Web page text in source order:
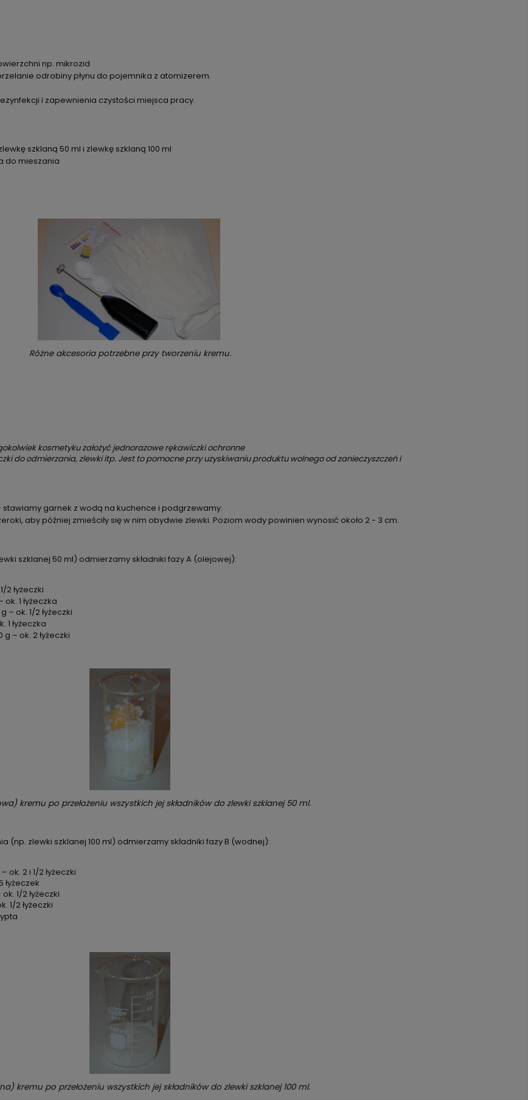
np. mikrozid
odrobiny płynu do pojemnika z atomizerem.
i zapewnienia czystości miejsca pracy.
szklaną 50 ml i zlewkę szklaną 100 ml
do mieszania
Różne akcesoria potrzebne przy tworzeniu kremu.
kosmetyku założyć jednorazowe rękawiczki ochronne
do odmierzania, zlewki itp. Jest to pomocne przy uzyskiwaniu produktu wolnego od zanieczyszczeń i
stawiamy garnek z wodą na kuchence i podgrzewamy.
aby później zmieściły się w nim obydwie zlewki. Poziom wody powinien wynosić około 2 - 3 cm.
szklanej 50 ml) odmierzamy składniki fazy A (olejowej):
2 łyżeczki
łyżeczka
– ok. 1/2 łyżeczki
1 łyżeczka
g – ok. 2 łyżeczki
kremu po przełożeniu wszystkich jej składników do zlewki szklanej 50 ml.
(np. zlewki szklanej 100 ml) odmierzamy składniki fazy B (wodnej):
2 i 1/2 łyżeczki
1/2 łyżeczki
1/2 łyżeczki
kremu po przełożeniu wszystkich jej składników do zlewki szklanej 100 ml.